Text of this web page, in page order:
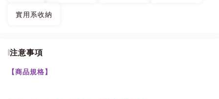
實用系收納
注意事項
【商品規格】